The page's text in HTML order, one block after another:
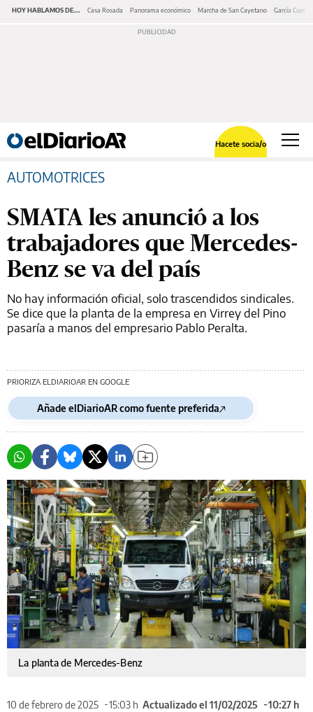
HOY HABLAMOS DE... Casa Rosada Panorama económico Marcha de San Cayetano García Cuerva
Hacete socia/o
AUTOMOTRICES
SMATA les anunció a los
trabajadores que Mercedes-
Benz se va del país
No hay información oficial, solo trascendidos sindicales.
Se dice que la planta de la empresa en Virrey del Pino
pasaría a manos del empresario Pablo Peralta.
PRIORIZA ELDIARIOAR EN GOOGLE
Añade elDiarioAR como fuente preferida
La planta de Mercedes-Benz
10 de febrero de 2025 15:03 h Actualizado el 11/02/2025
10:27 h